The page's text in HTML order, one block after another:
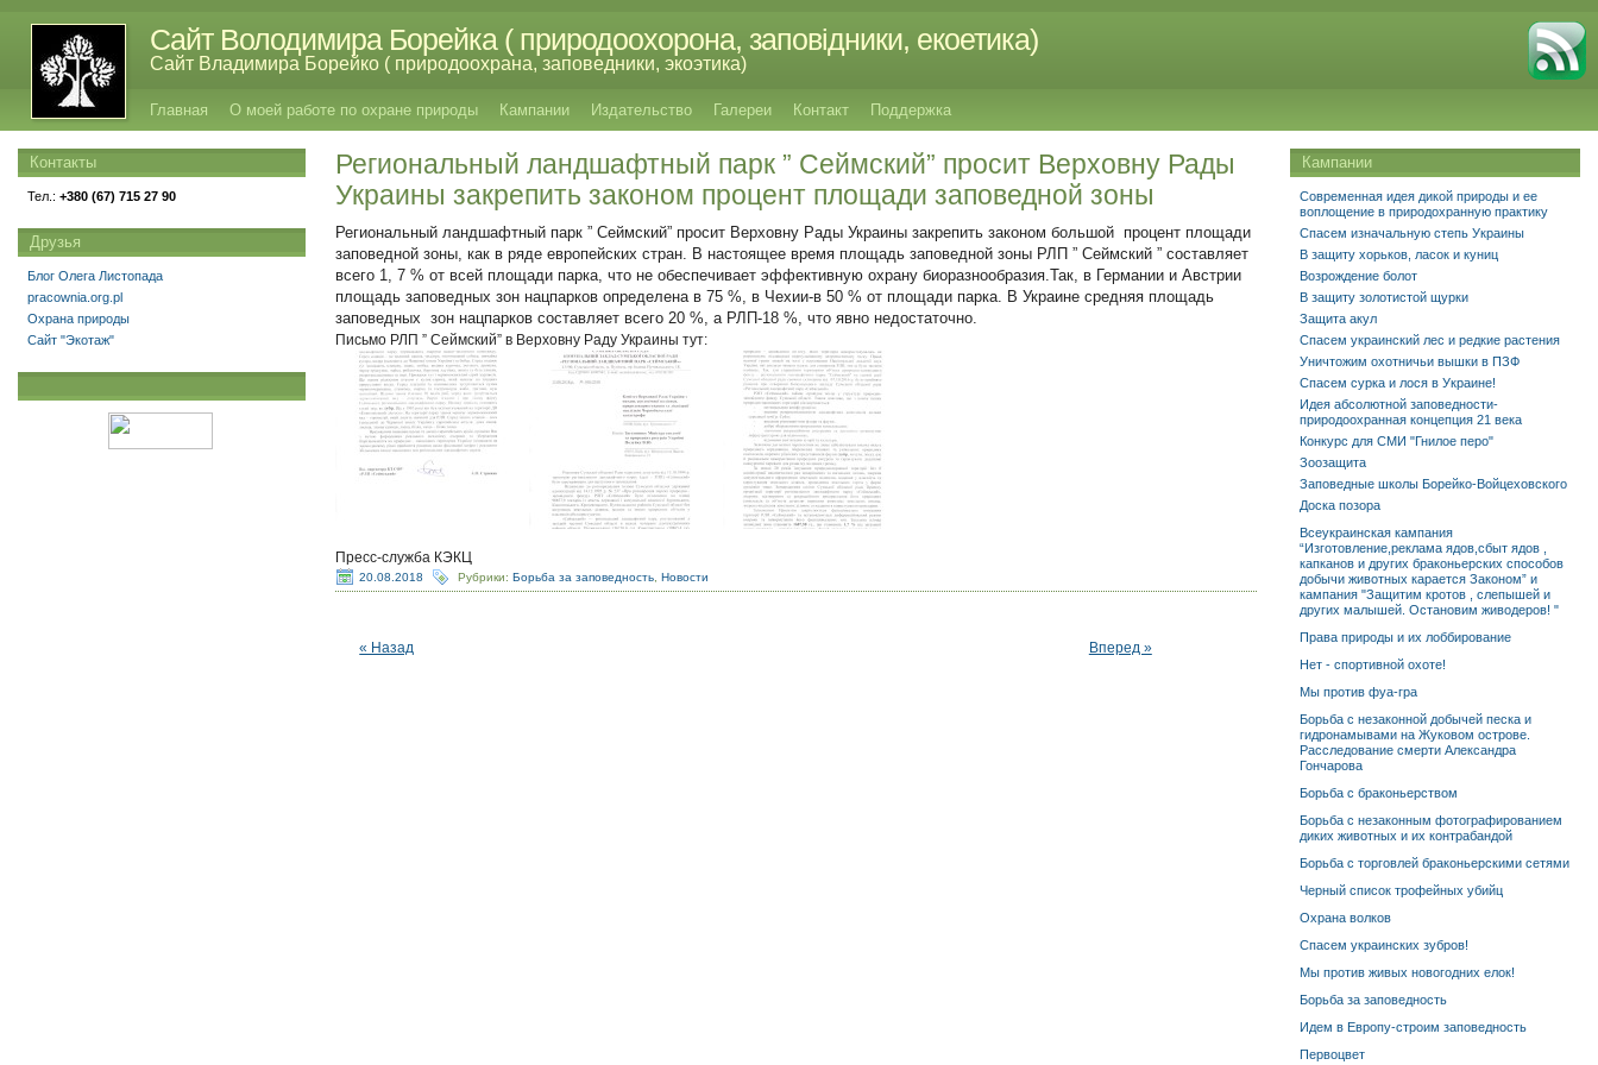
Сайт Володимира Борейка ( природоохорона, заповідники, екоетика)
Сайт Владимира Борейко ( природоохрана, заповедники, экоэтика)
Главная О моей работе по охране природы Кампании Издательство Галереи Контакт Поддержка
Региональный ландшафтный парк ” Сеймский” просит Верховну Рады
Украины закрепить законом процент площади заповедной зоны
Региональный ландшафтный парк ” Сеймский” просит Верховну Рады Украины закрепить законом большой процент площади
заповедной зоны, как в ряде европейских стран. В настоящее время площадь заповедной зоны РЛП ” Сеймский ” составляет
всего 1, 7 % от всей площади парка, что не обеспечивает эффективную охрану биоразнообразия.Так, в Германии и Австрии
площадь заповедных зон нацпарков определена в 75 %, в Чехии-в 50 % от площади парка. В Украине средняя площадь
заповедных зон нацпарков составляет всего 20 %, а РЛП-18 %, что явно недостаточно.
Письмо РЛП ” Сеймский” в Верховну Раду Украины тут:
Пресс-служба КЭКЦ
20.08.2018 Рубрики:Борьба за заповедность ,Новости
« Назад Вперед »
Кампании
Современная идея дикой природы и ее
воплощение в природохранную практику
Спасем изначальную степь Украины
В защиту хорьков, ласок и куниц
Возрождение болот
В защиту золотистой щурки
Защита акул
Спасем украинский лес и редкие растения
Уничтожим охотничьи вышки в ПЗФ
Спасем сурка и лося в Украине!
Идея абсолютной заповедности-
природоохранная концепция 21 века
Конкурс для СМИ "Гнилое перо"
Зоозащита
Заповедные школы Борейко-Войцеховского
Доска позора
Всеукраинская кампания
“Изготовление,реклама ядов,сбыт ядов ,
капканов и других браконьерских способов
добычи животных карается Законом” и
кампания "Защитим кротов , слепышей и
других малышей. Остановим живодеров! "
Права природы и их лоббирование
Нет - спортивной охоте!
Мы против фуа-гра
Борьба с незаконной добычей песка и
гидронамывами на Жуковом острове.
Расследование смерти Александра
Гончарова
Борьба с браконьерством
Борьба с незаконным фотографированием
диких животных и их контрабандой
Борьба с торговлей браконьерскими сетями
Черный список трофейных убийц
Охрана волков
Спасем украинских зубров!
Мы против живых новогодних елок!
Борьба за заповедность
Идем в Европу-строим заповедность
Первоцвет
Контакты
Тел.: +380 (67) 715 27 90
Друзья
Блог Олега Листопада
pracownia.org.pl
Охрана природы
Сайт "Экотаж"